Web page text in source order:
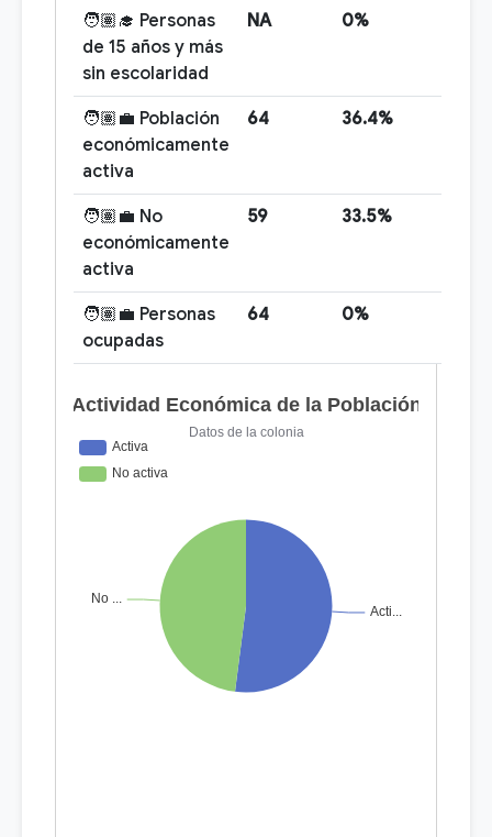
🧑🏽‍🎓 Personas
de 15 años y más
sin escolaridad
NA 0%
🧑🏽‍💼 Población
económicamente
activa
64 36.4%
🧑🏽‍💼 No
económicamente
activa
59 33.5%
🧑🏽‍💼 Personas
ocupadas
64 0%